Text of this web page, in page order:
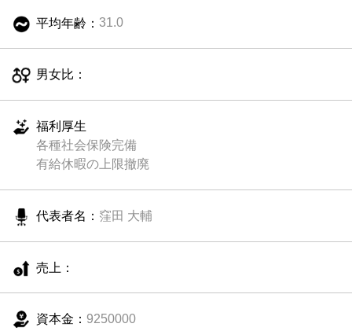
平均年齢： 31.0
男女比：
福利厚生
各種社会保険完備
有給休暇の上限撤廃
代表者名： 窪田 大輔
売上：
資本金： 9250000